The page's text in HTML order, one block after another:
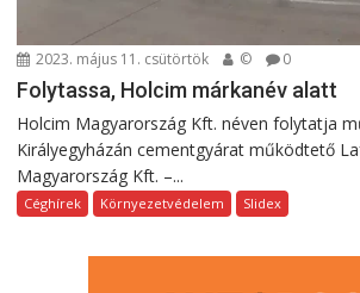
2023. május 11. csütörtök © 0
Folytassa, Holcim márkanév alatt
Holcim Magyarország Kft. néven folytatja
Királyegyházán cementgyárat működtető
Magyarország Kft. –...
Céghírek Környezetvédelem Slidex